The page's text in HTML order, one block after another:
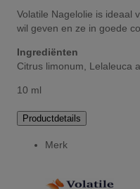
Volatile Nagelolie is ideaal
wil geven en ze in goede
Ingrediënten
Citrus limonum, Lelaleuca
10 ml
Productdetails
Merk